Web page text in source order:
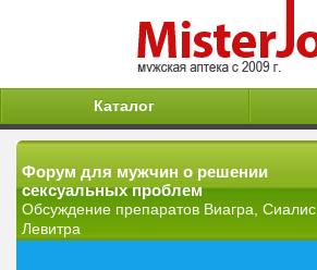
Каталог
Форум для мужчин о решении
сексуальных проблем
Обсуждение препаратов Виагра, Сиалис,
Левитра